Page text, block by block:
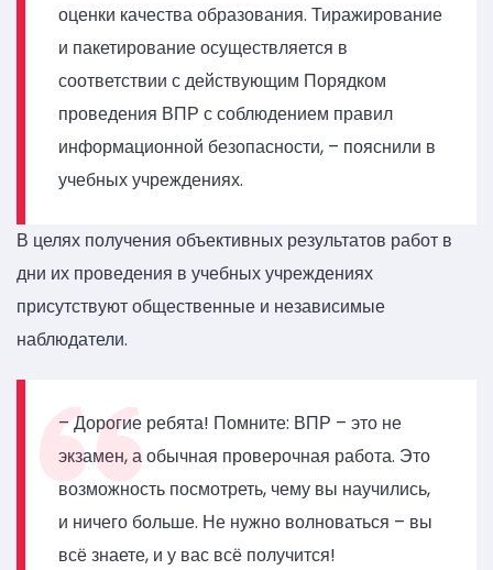
оценки качества образования. Тиражирование
и пакетирование осуществляется в
соответствии с действующим Порядком
проведения ВПР с соблюдением правил
информационной безопасности, – пояснили в
учебных учреждениях.
В целях получения объективных результатов работ в
дни их проведения в учебных учреждениях
присутствуют общественные и независимые
наблюдатели.
– Дорогие ребята! Помните: ВПР – это не
экзамен, а обычная проверочная работа. Это
возможность посмотреть, чему вы научились,
и ничего больше. Не нужно волноваться – вы
всё знаете, и у вас всё получится!